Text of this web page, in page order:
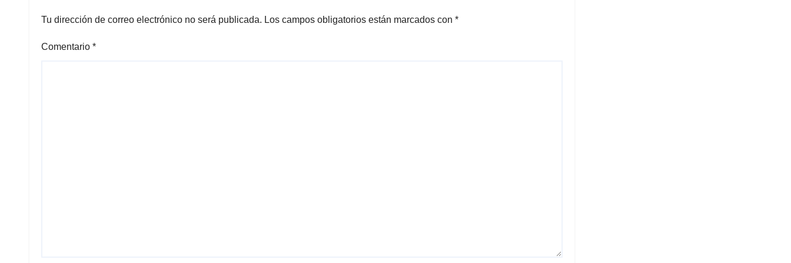
Tu dirección de correo electrónico no será publicada. Los campos obligatorios están marcados con *
Comentario *